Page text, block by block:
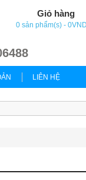
Giỏ hàng
0 sản phẩm(s) - 0VND
LIÊN HỆ